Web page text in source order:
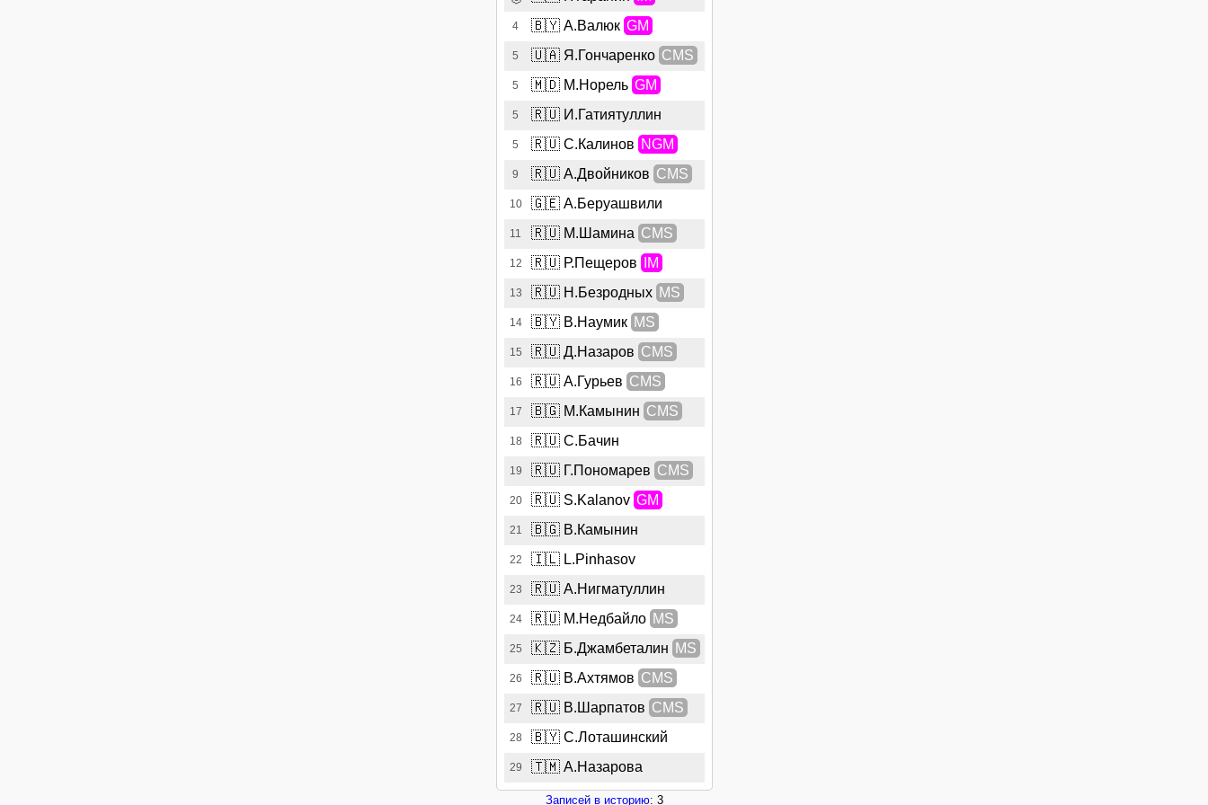
4 🇧🇾 А.Валюк GM
5 🇺🇦 Я.Гончаренко CMS
5 🇲🇩 М.Норель GM
5 🇷🇺 И.Гатиятуллин
5 🇷🇺 С.Калинов NGM
9 🇷🇺 А.Двойников CMS
10 🇬🇪 А.Беруашвили
11 🇷🇺 М.Шамина CMS
12 🇷🇺 Р.Пещеров IM
13 🇷🇺 Н.Безродных MS
14 🇧🇾 В.Наумик MS
15 🇷🇺 Д.Назаров CMS
16 🇷🇺 А.Гурьев CMS
17 🇧🇬 М.Камынин CMS
18 🇷🇺 С.Бачин
19 🇷🇺 Г.Пономарев CMS
20 🇷🇺 S.Kalanov GM
21 🇧🇬 В.Камынин
22 🇮🇱 L.Pinhasov
23 🇷🇺 А.Нигматуллин
24 🇷🇺 М.Недбайло MS
25 🇰🇿 Б.Джамбеталин MS
26 🇷🇺 В.Ахтямов CMS
27 🇷🇺 В.Шарпатов CMS
28 🇧🇾 С.Лоташинский
29 🇹🇲 А.Назарова
Записей в историю: 3